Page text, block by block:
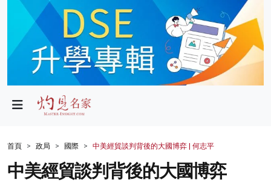
政局
財經
生活
首頁 政局 國際 中美經貿談判背後的大國博弈 | 何志平
中美經貿談判背後的大國博弈